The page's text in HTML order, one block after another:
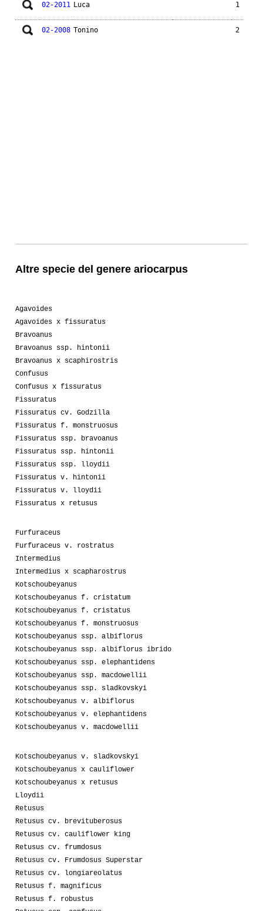
02-2011 Luca 1
02-2008 Tonino 2
Altre specie del genere ariocarpus
Agavoides
Agavoides x fissuratus
Bravoanus
Bravoanus ssp. hintonii
Bravoanus x scaphirostris
Confusus
Confusus x fissuratus
Fissuratus
Fissuratus cv. Godzilla
Fissuratus f. monstruosus
Fissuratus ssp. bravoanus
Fissuratus ssp. hintonii
Fissuratus ssp. lloydii
Fissuratus v. hintonii
Fissuratus v. lloydii
Fissuratus x retusus
Furfuraceus
Furfuraceus v. rostratus
Intermedius
Intermedius x scapharostrus
Kotschoubeyanus
Kotschoubeyanus f. cristatum
Kotschoubeyanus f. cristatus
Kotschoubeyanus f. monstruosus
Kotschoubeyanus ssp. albiflorus
Kotschoubeyanus ssp. albiflorus ibrido
Kotschoubeyanus ssp. elephantidens
Kotschoubeyanus ssp. macdowellii
Kotschoubeyanus ssp. sladkovskyi
Kotschoubeyanus v. albiflorus
Kotschoubeyanus v. elephantidens
Kotschoubeyanus v. macdowellii
Kotschoubeyanus v. sladkovskyi
Kotschoubeyanus x cauliflower
Kotschoubeyanus x retusus
Lloydii
Retusus
Retusus cv. brevituberosus
Retusus cv. cauliflower king
Retusus cv. frumdosus
Retusus cv. Frumdosus Superstar
Retusus cv. longiareolatus
Retusus f. magnificus
Retusus f. robustus